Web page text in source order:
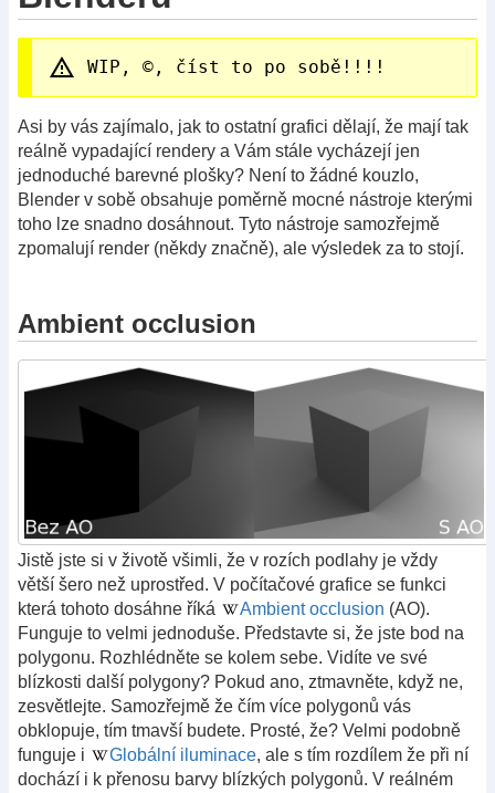
WIP, ©, číst to po sobě!!!!
Asi by vás zajímalo, jak to ostatní grafici dělají, že mají tak
reálně vypadající rendery a Vám stále vycházejí jen
jednoduché barevné plošky? Není to žádné kouzlo,
Blender v sobě obsahuje poměrně mocné nástroje kterými
toho lze snadno dosáhnout. Tyto nástroje samozřejmě
zpomalují render (někdy značně), ale výsledek za to stojí.
Ambient occlusion
Jistě jste si v životě všimli, že v rozích podlahy je vždy
větší šero než uprostřed. V počítačové grafice se funkci
která tohoto dosáhne říká
Ambient occlusion (AO).
Funguje to velmi jednoduše. Představte si, že jste bod na
polygonu. Rozhlédněte se kolem sebe. Vidíte ve své
blízkosti další polygony? Pokud ano, ztmavněte, když ne,
zesvětlejte. Samozřejmě že čím více polygonů vás
obklopuje, tím tmavší budete. Prosté, že? Velmi podobně
funguje i
Globální iluminace, ale s tím rozdílem že při ní
dochází i k přenosu barvy blízkých polygonů. V reálném